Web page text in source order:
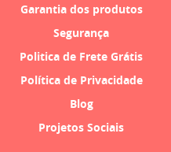
Garantia dos produtos
Segurança
Politica de Frete Grátis
Política de Privacidade
Blog
Projetos Sociais